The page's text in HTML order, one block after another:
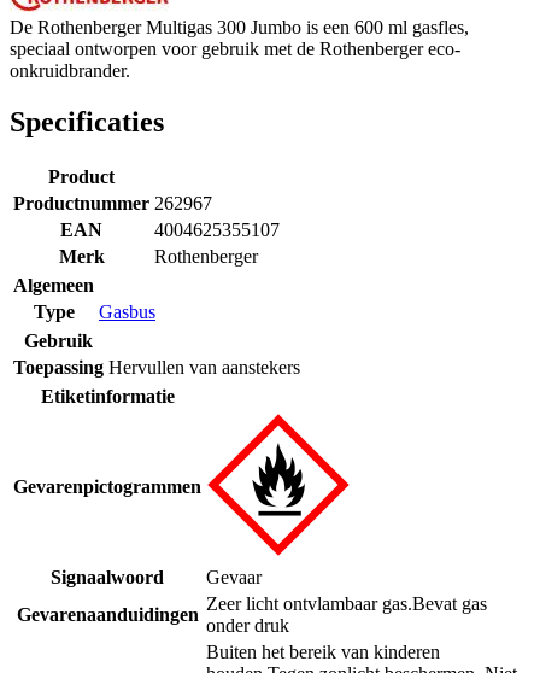
De Rothenberger Multigas 300 Jumbo is een 600 ml gasfles,
speciaal ontworpen voor gebruik met de Rothenberger eco-
onkruidbrander.
Specificaties
Product
Productnummer 262967
EAN
4004625355107
Merk
Rothenberger
Algemeen
Type
Gasbus
Gebruik
Toepassing Hervullen van aanstekers
Etiketinformatie
Gevarenpictogrammen
Signaalwoord
Gevaar
Gevarenaanduidingen
Zeer licht ontvlambaar gas.Bevat gas
onder druk
Buiten het bereik van kinderen